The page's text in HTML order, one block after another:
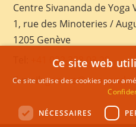
Centre Sivananda de Yoga
1, rue des Minoteries /
1205 Genève
+41 022 328 03 28
E-mail:
Ce site web
Ce site utilise des cookies pour
NÉCESSAIRES